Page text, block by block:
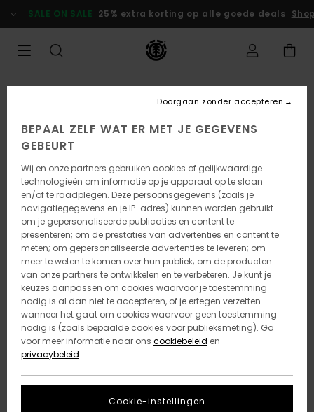
naar
Productinformatie
SALE ON SALE 25% extra korting op alle goede deals
BEPAAL ZELF WAT ER MET JE GEGEVENS
GEBEURT
Wij en onze partners gebruiken cookies of gelijkwaardige
technologieën om informatie op je apparaat op te slaan
en/of te raadplegen. Deze persoonsgegevens (zoals je
navigatiegegevens en je IP-adres) kunnen worden gebruikt
om je gepersonaliseerde publicaties en content te
presenteren; om de prestaties van advertenties en content te
meten; om gepersonaliseerde advertenties te leveren; om
meer te weten te komen over hun publiek; om de producten
van onze partners te ontwikkelen en te verbeteren. Je kunt je
keuzes aanpassen om cookies waarvoor je toestemming
nodig is al dan niet te accepteren, of je ertegen verzetten
wanneer het gaat om cookies waarvoor geen toestemming
nodig is (zoals bepaalde cookies voor publieksmeting). Ga
voor meer informatie naar ons cookiebeleid en
privacybeleid
Cookie-instellingen
Doorgaan zonder accepteren